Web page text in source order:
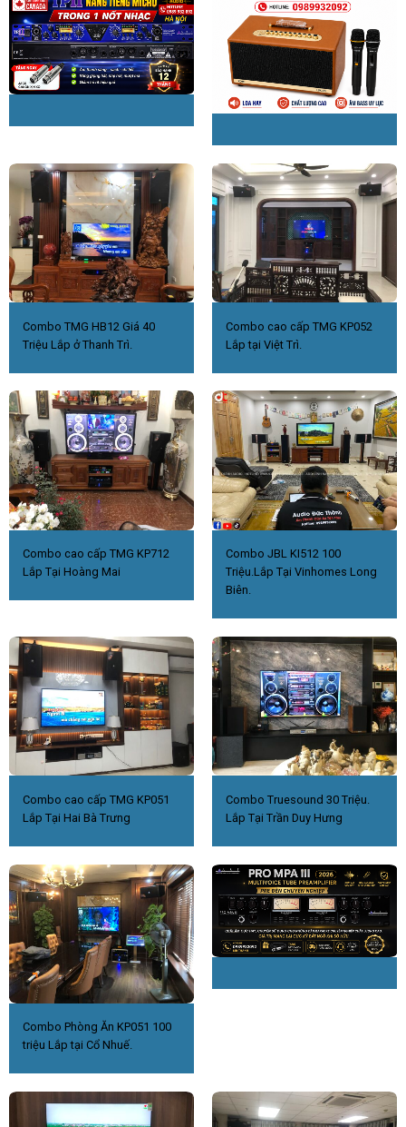
Combo TMG HB12 Giá 40
Triệu Lắp ở Thanh Trì.
Combo cao cấp TMG KP052
Lắp tại Việt Trì.
Combo cao cấp TMG KP712
Lắp Tại Hoàng Mai
Combo JBL KI512 100
Triệu.Lắp Tại Vinhomes Long
Biên.
Combo cao cấp TMG KP051
Lắp Tại Hai Bà Trưng
Combo Truesound 30 Triệu.
Lắp Tại Trần Duy Hưng
Combo Phòng Ăn KP051 100
triệu Lắp tại Cổ Nhuế.